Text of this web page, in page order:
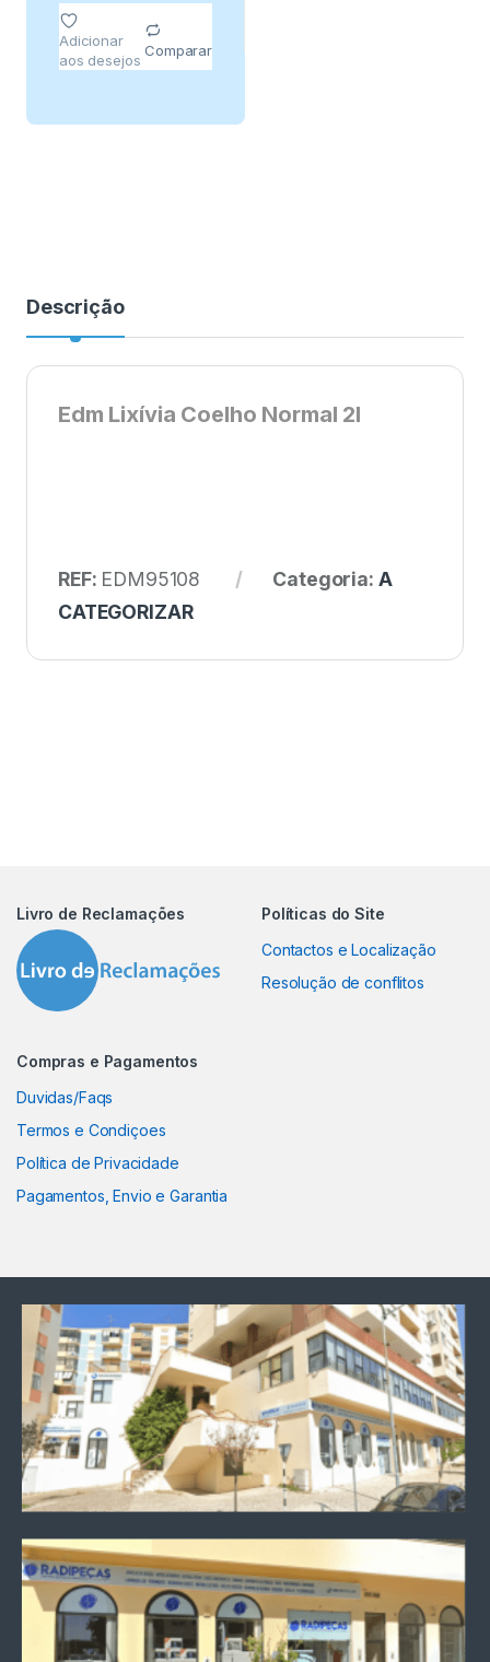
Adicionar
aos desejos
Comparar
Descrição
Edm Lixívia Coelho Normal 2l
REF: EDM95108 Categoria: A
CATEGORIZAR
Livro de Reclamações
Políticas do Site
Contactos e Localização
Resolução de conflitos
Compras e Pagamentos
Duvidas/Faqs
Termos e Condiçoes
Política de Privacidade
Pagamentos, Envio e Garantia